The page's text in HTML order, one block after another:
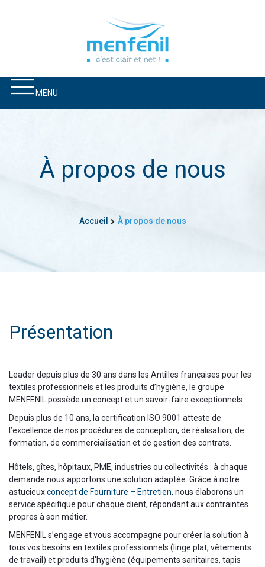
MENU
À propos de nous
Accueil À propos de nous
Présentation
Leader depuis plus de 30 ans dans les Antilles françaises pour les
textiles professionnels et les produits d’hygiène, le groupe
MENFENIL possède un concept et un savoir-faire exceptionnels.
Depuis plus de 10 ans, la certification ISO 9001 atteste de
l’excellence de nos procédures de conception, de réalisation, de
formation, de commercialisation et de gestion des contrats.
Hôtels, gîtes, hôpitaux, PME, industries ou collectivités : à chaque
demande nous apportons une solution adaptée. Grâce à notre
astucieuxconcept de Fourniture – Entretien, nous élaborons un
service spécifique pour chaque client, répondant aux contraintes
propres à son métier.
MENFENIL s’engage et vous accompagne pour créer la solution à
tous vos besoins en textiles professionnels (linge plat, vêtements
de travail) et produits d’hygiène (équipements sanitaires, tapis